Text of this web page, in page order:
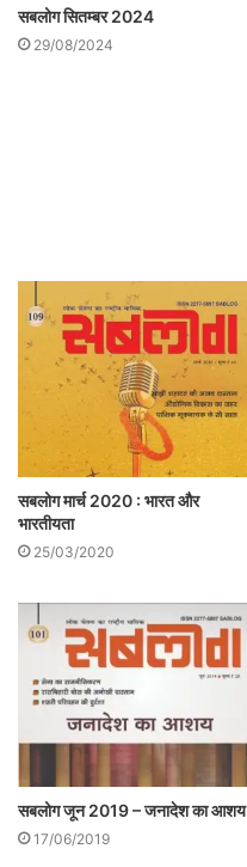
सबलोग सितम्बर 2024
29/08/2024
सबलोग मार्च 2020 : भारत और
भारतीयता
25/03/2020
सबलोग जून 2019 – जनादेश का आशय
17/06/2019